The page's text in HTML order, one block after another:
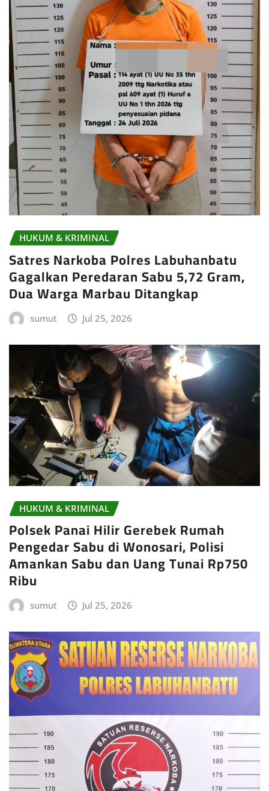
HUKUM & KRIMINAL
Satres Narkoba Polres Labuhanbatu
Gagalkan Peredaran Sabu 5,72 Gram,
Dua Warga Marbau Ditangkap
sumut Jul 25, 2026
HUKUM & KRIMINAL
Polsek Panai Hilir Gerebek Rumah
Pengedar Sabu di Wonosari, Polisi
Amankan Sabu dan Uang Tunai Rp750
Ribu
sumut Jul 25, 2026